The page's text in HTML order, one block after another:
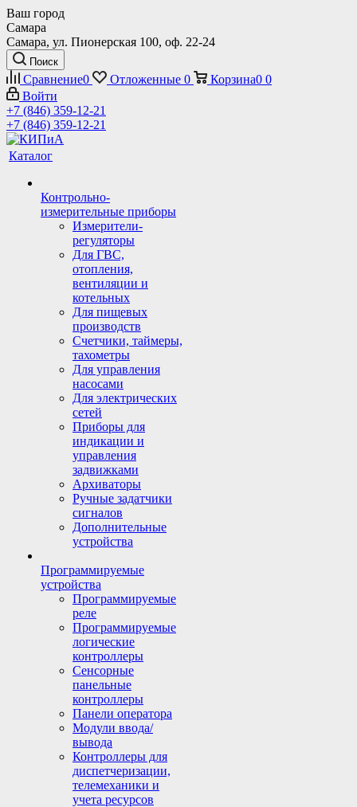
Ваш город
Самара
Самара, ул. Пионерская 100, оф. 22-24
Поиск
Сравнение0 Отложенные 0 Корзина0 0
Войти
+7 (846) 359-12-21
+7 (846) 359-12-21
Каталог
Контрольно-
измерительные приборы
Измерители-
регуляторы
Для ГВС,
отопления,
вентиляции и
котельных
Для пищевых
производств
Счетчики, таймеры,
тахометры
Для управления
насосами
Для электрических
сетей
Приборы для
индикации и
управления
задвижками
Архиваторы
Ручные задатчики
сигналов
Дополнительные
устройства
Программируемые
устройства
Программируемые
реле
Программируемые
логические
контроллеры
Сенсорные
панельные
контроллеры
Панели оператора
Модули ввода/
вывода
Контроллеры для
диспетчеризации,
телемеханики и
учета ресурсов